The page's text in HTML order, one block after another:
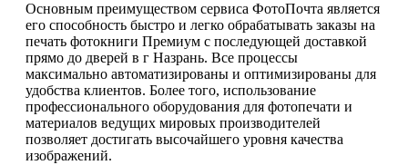
Основным преимуществом сервиса ФотоПочта является
его способность быстро и легко обрабатывать заказы на
печать фотокниги Премиум с последующей доставкой
прямо до дверей в г Назрань. Все процессы
максимально автоматизированы и оптимизированы для
удобства клиентов. Более того, использование
профессионального оборудования для фотопечати и
материалов ведущих мировых производителей
позволяет достигать высочайшего уровня качества
изображений.